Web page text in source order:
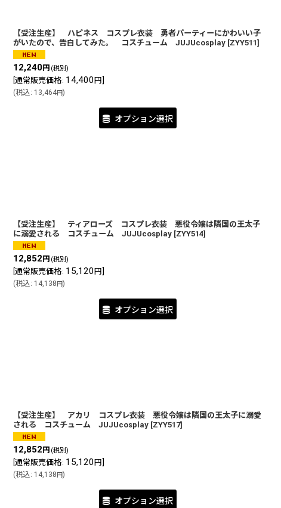
【受注生産】 ハピネス コスプレ衣装 勇者パーティーにかわいい子
がいたので、告白してみた。 コスチューム JUJUcosplay [ZYY511]
12,240円 (税別)
[通常販売価格: 14,400円]
(税込: 13,464円)
オプション選択
【受注生産】 ティアローズ コスプレ衣装 悪役令嬢は隣国の王太子
に溺愛される コスチューム JUJUcosplay [ZYY514]
12,852 円 (税別)
[通常販売価格: 15,120円]
(税込: 14,138円)
オプション選択
【受注生産】 アカリ コスプレ衣装 悪役令嬢は隣国の王太子に溺愛
される コスチューム JUJUcosplay [ZYY517]
12,852 円 (税別)
[通常販売価格: 15,120円]
(税込: 14,138円)
オプション選択